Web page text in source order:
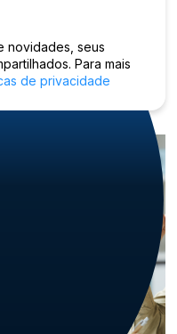
novidades, seus
Para mais
de privacidade